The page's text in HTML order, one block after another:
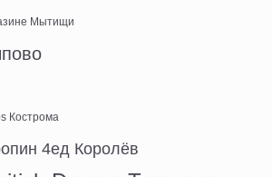
Мытищи
Кострома
4ед Королёв